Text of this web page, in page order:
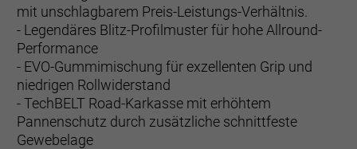
mit unschlagbarem Preis-Leistungs-Verhältnis.
- Legendäres Blitz-Profilmuster für hohe Allround-
Performance
- EVO-Gummimischung für exzellenten Grip und
niedrigen Rollwiderstand
- TechBELT Road-Karkasse mit erhöhtem
Pannenschutz durch zusätzliche schnittfeste
Gewebelage